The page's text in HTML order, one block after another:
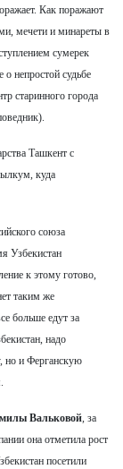
Как поражают
мечети и минареты в
сумерек
непростой судьбе
старинного города
Ташкент с
куда
союза
Узбекистан
к этому готово,
таким же
больше едут за
надо
но и Ферганскую
Вальковой , за
она отметила рост
посетили